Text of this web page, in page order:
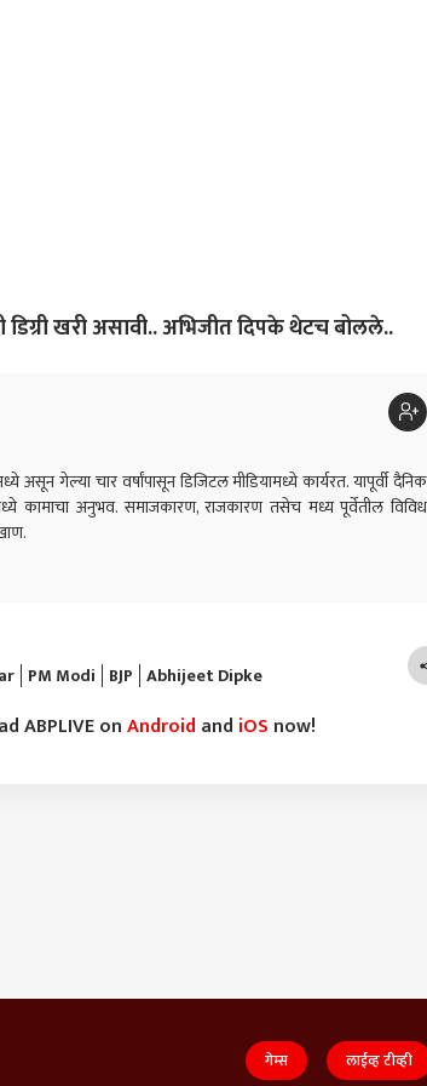
खरी असावी.. अभिजीत दिपके थेटच बोलले..
असून गेल्या चार वर्षांपासून डिजिटल मीडियामध्ये कार्यरत. यापूर्वी दैनिक
कामाचा अनुभव. समाजकारण, राजकारण तसेच मध्य पूर्वेतील विविध
PM Modi BJP Abhijeet Dipke
ABPLIVE onAndroid and iOS now!
गेम्स लाईव्ह टीव्ही